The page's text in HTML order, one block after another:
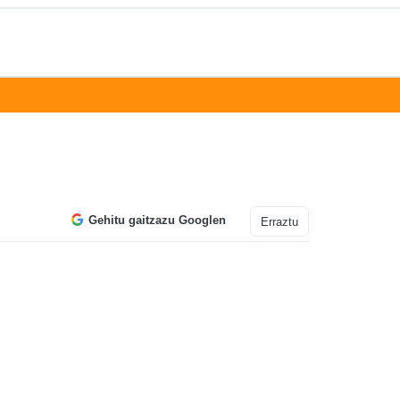
Gehitu gaitzazu Googlen Erraztu